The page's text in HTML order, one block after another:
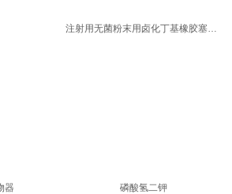
器 磷酸氢二钾